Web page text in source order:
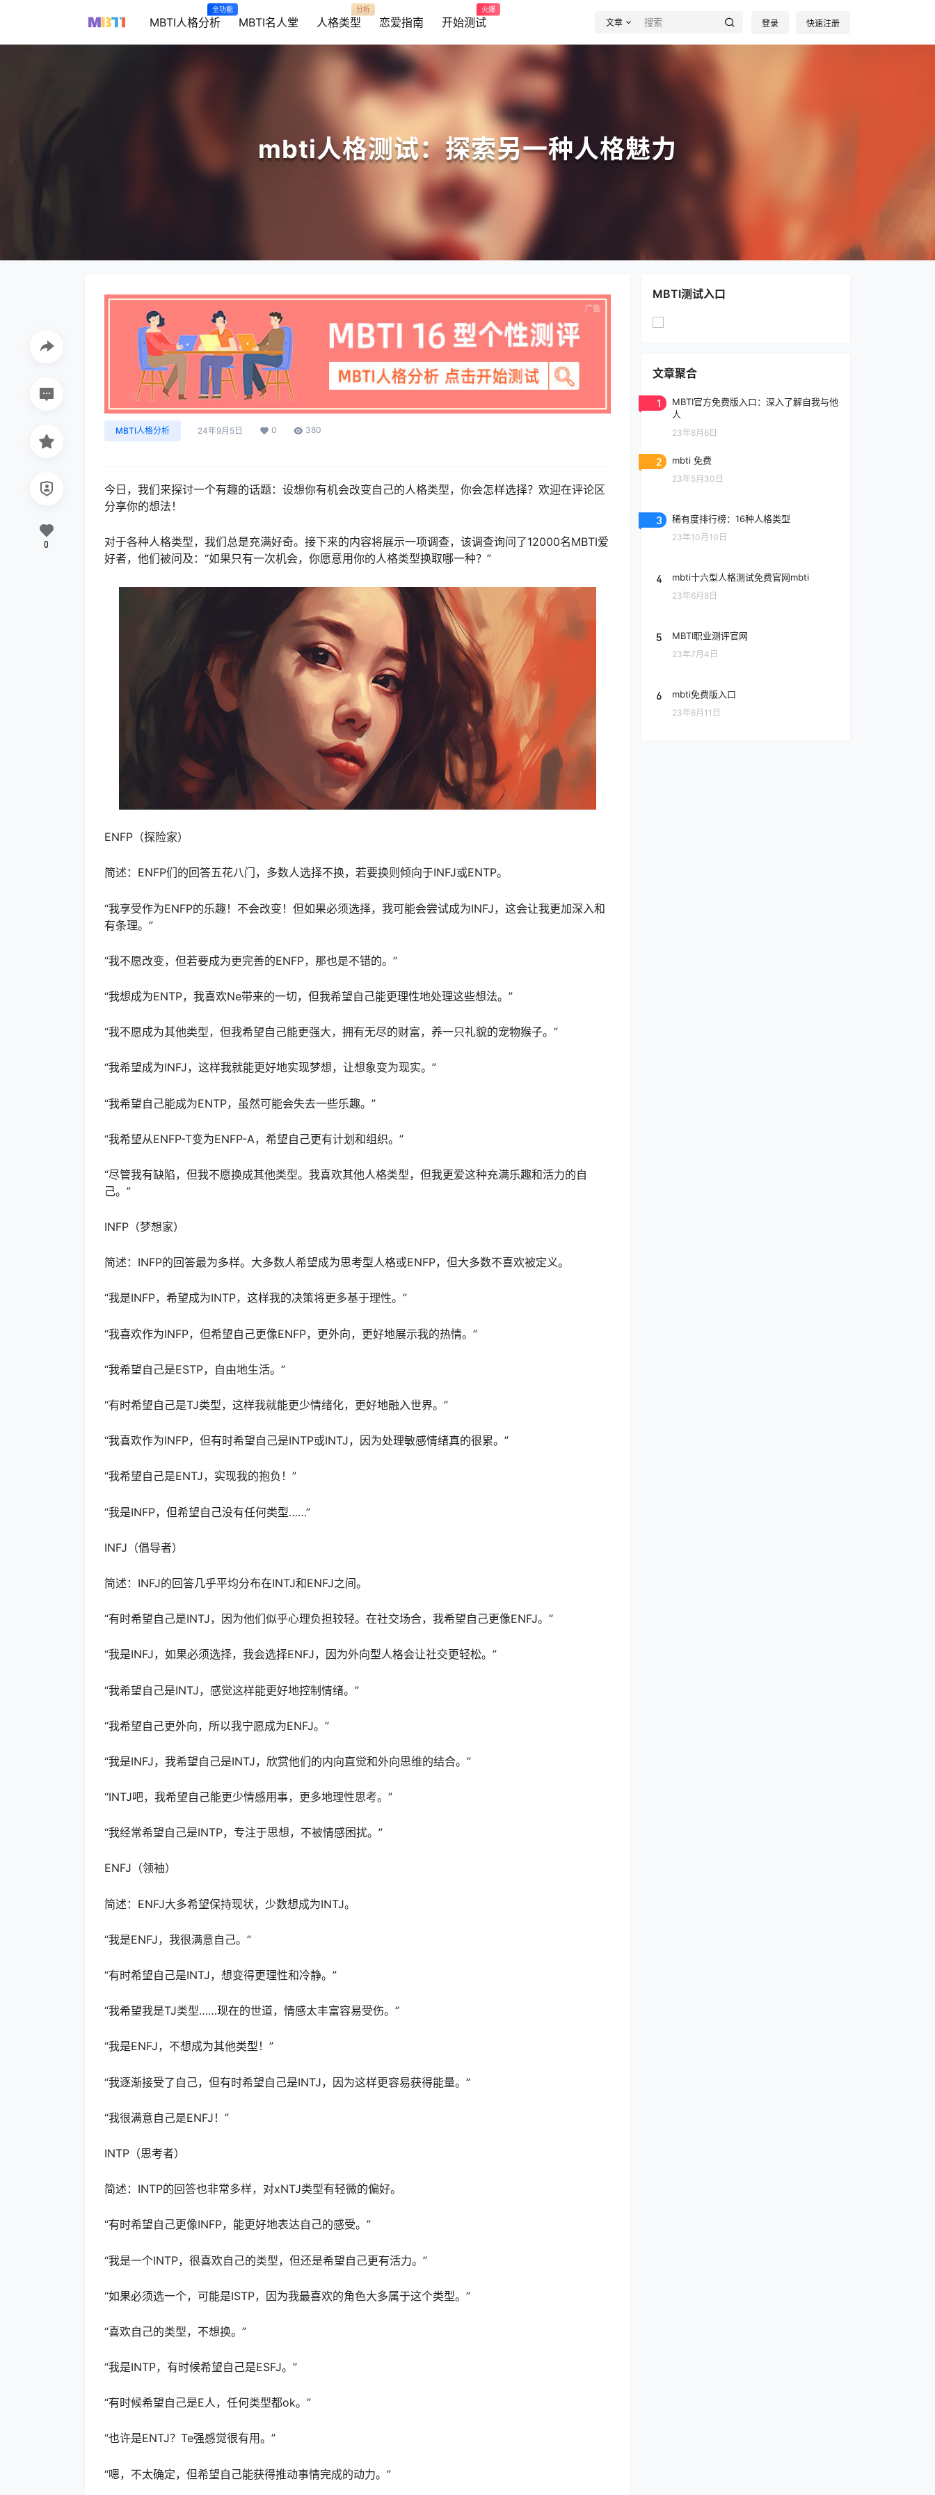
MBTI人格分析
全功能
MBTI名人堂 人格类型
分析
恋爱指南 开始测试
火爆
文章 登录 快速注册
mbti人格测试：探索另一种人格魅力
MBTI人格分析 24年9月5日 0 380
今日，我们来探讨一个有趣的话题：设想你有机会改变自己的人格类型，你会怎样选择？欢迎在评论区
分享你的想法！
对于各种人格类型，我们总是充满好奇。接下来的内容将展示一项调查，该调查询问了12000名MBTI爱
好者，他们被问及：“如果只有一次机会，你愿意用你的人格类型换取哪一种？”
ENFP（探险家）
简述：ENFP们的回答五花八门，多数人选择不换，若要换则倾向于INFJ或ENTP。
“我享受作为ENFP的乐趣！不会改变！但如果必须选择，我可能会尝试成为INFJ，这会让我更加深入和
有条理。”
“我不愿改变，但若要成为更完善的ENFP，那也是不错的。”
“我想成为ENTP，我喜欢Ne带来的一切，但我希望自己能更理性地处理这些想法。”
“我不愿成为其他类型，但我希望自己能更强大，拥有无尽的财富，养一只礼貌的宠物猴子。”
“我希望成为INFJ，这样我就能更好地实现梦想，让想象变为现实。”
“我希望自己能成为ENTP，虽然可能会失去一些乐趣。”
“我希望从ENFP-T变为ENFP-A，希望自己更有计划和组织。”
“尽管我有缺陷，但我不愿换成其他类型。我喜欢其他人格类型，但我更爱这种充满乐趣和活力的自
己。”
INFP（梦想家）
简述：INFP的回答最为多样。大多数人希望成为思考型人格或ENFP，但大多数不喜欢被定义。
“我是INFP，希望成为INTP，这样我的决策将更多基于理性。”
“我喜欢作为INFP，但希望自己更像ENFP，更外向，更好地展示我的热情。”
“我希望自己是ESTP，自由地生活。”
“有时希望自己是TJ类型，这样我就能更少情绪化，更好地融入世界。”
“我喜欢作为INFP，但有时希望自己是INTP或INTJ，因为处理敏感情绪真的很累。”
“我希望自己是ENTJ，实现我的抱负！”
“我是INFP，但希望自己没有任何类型……”
INFJ（倡导者）
简述：INFJ的回答几乎平均分布在INTJ和ENFJ之间。
“有时希望自己是INTJ，因为他们似乎心理负担较轻。在社交场合，我希望自己更像ENFJ。”
“我是INFJ，如果必须选择，我会选择ENFJ，因为外向型人格会让社交更轻松。”
“我希望自己是INTJ，感觉这样能更好地控制情绪。”
“我希望自己更外向，所以我宁愿成为ENFJ。”
“我是INFJ，我希望自己是INTJ，欣赏他们的内向直觉和外向思维的结合。”
“INTJ吧，我希望自己能更少情感用事，更多地理性思考。”
“我经常希望自己是INTP，专注于思想，不被情感困扰。”
ENFJ（领袖）
简述：ENFJ大多希望保持现状，少数想成为INTJ。
“我是ENFJ，我很满意自己。”
“有时希望自己是INTJ，想变得更理性和冷静。”
“我希望我是TJ类型……现在的世道，情感太丰富容易受伤。”
“我是ENFJ，不想成为其他类型！”
“我逐渐接受了自己，但有时希望自己是INTJ，因为这样更容易获得能量。”
“我很满意自己是ENFJ！”
INTP（思考者）
简述：INTP的回答也非常多样，对xNTJ类型有轻微的偏好。
“有时希望自己更像INFP，能更好地表达自己的感受。”
“我是一个INTP，很喜欢自己的类型，但还是希望自己更有活力。”
“如果必须选一个，可能是ISTP，因为我最喜欢的角色大多属于这个类型。”
“喜欢自己的类型，不想换。”
“我是INTP，有时候希望自己是ESFJ。”
“有时候希望自己是E人，任何类型都ok。”
“也许是ENTJ？Te强感觉很有用。”
“嗯，不太确定，但希望自己能获得推动事情完成的动力。”
0
MBTI测试入口
文章聚合
1
MBTI官方免费版入口：深入了解自我与他
人
23年8月6日
2 mbti 免费
23年5月30日
3 稀有度排行榜：16种人格类型
23年10月10日
4 mbti十六型人格测试免费官网mbti
23年6月8日
5 MBTI职业测评官网
23年7月4日
6 mbti免费版入口
23年6月11日